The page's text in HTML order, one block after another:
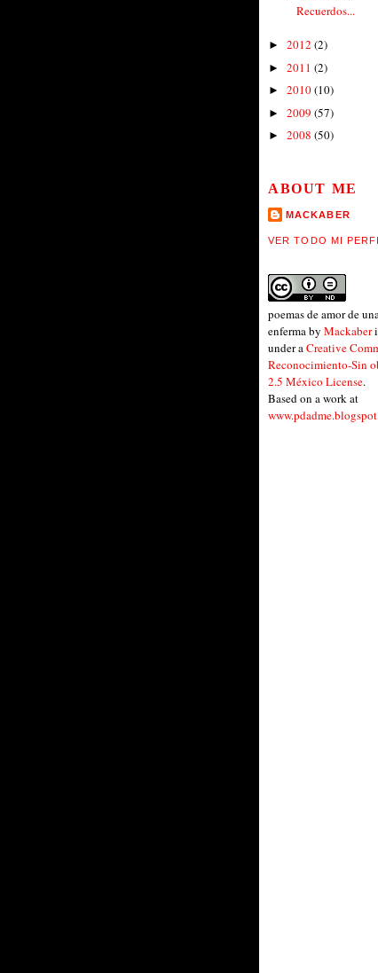
Recuerdos...
► 2012 (2)
► 2011 (2)
► 2010(10)
► 2009 (57)
► 2008 (50)
ABOUT ME
MACKABER
VER TODO MI
poemas de amor de
enfermaby Mackaber
under aCreative
Reconocimiento-Sin
2.5 México License.
Based on a work at